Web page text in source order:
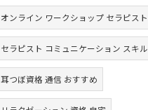
オンライン ワークショップ セラピスト
セラピスト コミュニケーション スキル
耳つぼ資格 通信 おすすめ